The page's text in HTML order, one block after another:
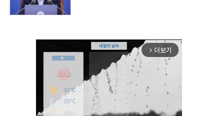
arrow_forward_ios 더보기